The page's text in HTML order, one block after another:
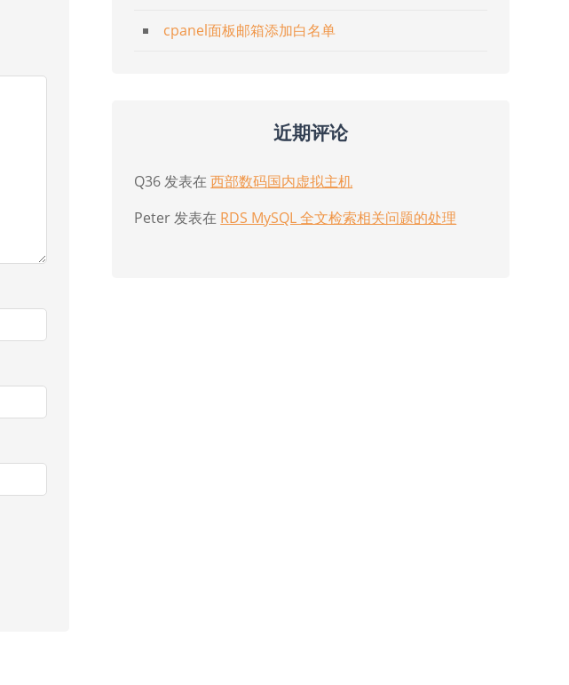
cpanel面板邮箱添加白名单
近期评论
Q36发表在西部数码国内虚拟主机
Peter发表在 RDS MySQL 全文检索相关问题的处理